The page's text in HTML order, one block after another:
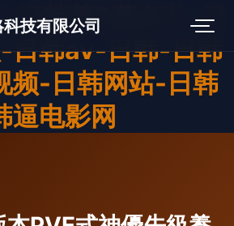
日韩草B黄色片-日
日韩av-日韩-日韩
频-日韩网站-日韩
逼电影网
技有限公司